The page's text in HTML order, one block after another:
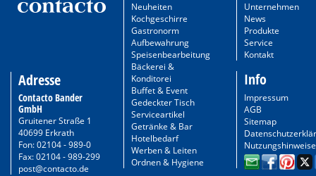
Adresse
Contacto Bander
GmbH
Gruitener Straße 1
40699 Erkrath
Fon: 02104 - 989-0
Fax: 02104 - 989-299
post@contacto.de
Neuheiten
Kochgeschirre
Gastronorm
Aufbewahrung
Speisenbearbeitung
Bäckerei &
Konditorei
Buffet & Event
Gedeckter Tisch
Serviceartikel
Getränke & Bar
Hotelbedarf
Werben & Leiten
Ordnen & Hygiene
Unternehmen
News
Produkte
Service
Kontakt
Info
Impressum
AGB
Sitemap
Nutzungshinweise